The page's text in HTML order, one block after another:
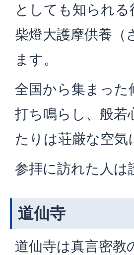
としても知られ
柴燈大護摩供養
ます。
全国から集まった
打ち鳴らし、般若
たりは荘厳な空気
参拝に訪れた人
道仙寺
道仙寺は真言密教